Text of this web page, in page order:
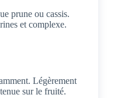
prune ou cassis.
et complexe.
Légèrement
sur le fruité.